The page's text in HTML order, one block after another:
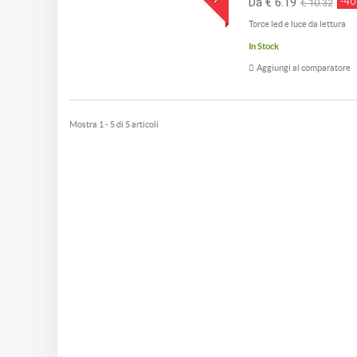
€ 10.32
Torce led e luce da lettura
In Stock
Aggiungi al comparatore
Mostra 1 - 5 di 5 articoli